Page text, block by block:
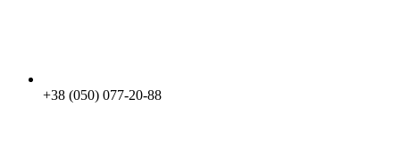
+38 (050) 077-20-88